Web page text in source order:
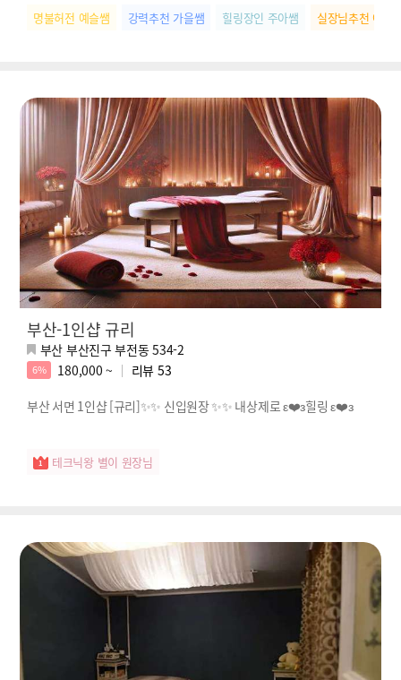
명불허전 예슬쌤 강력추천 가을쌤 힐링장인 주아쌤 실장님추천 아름
부산-1인샵 규리
부산 부산진구 부전동 534-2
6% 180,000 ~ 리뷰 53
부산 서면 1인샵 [규리]✨✨ 신입원장 ✨✨ 내상제로 ε❤️з힐링 ε❤️з
테크닉왕 별이 원장님